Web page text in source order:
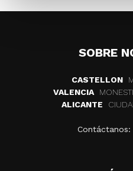
SOBRE
CASTELLON
VALENCIA
ALICANTE
Contáctanos: